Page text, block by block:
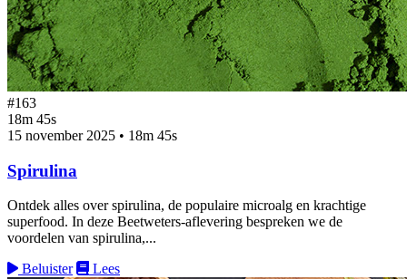
#163
18m 45s
15 november 2025 • 18m 45s
Spirulina
Ontdek alles over spirulina, de populaire microalg en krachtige
superfood. In deze Beetweters-aflevering bespreken we de
voordelen van spirulina,...
Beluister
Lees